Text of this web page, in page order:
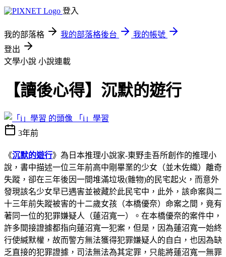
登入
我的部落格 我的部落格後台
我的帳號
登出
文學小說 小說連載
【讀後心得】沉默的遊行
「i」學習
3年前
《沉默的遊行》為日本推理小說家-東野圭吾所創作的推理小
說，書中描述一位三年前高中剛畢業的少女（並木佐織）離奇
失蹤，卻在三年後因一間堆滿垃圾(雜物)的民宅起火，而意外
發現該名少女早已遇害並被藏於此民宅中，此外，該命案與二
十三年前失蹤被害的十二歲女孩（本橋優奈）命案之間，竟有
著同一位的犯罪嫌疑人（蓮沼寬一）。在本橋優奈的案件中，
許多間接證據都指向蓮沼寬一犯案，但是，因為蓮沼寬一始終
行使緘默權，故而警方無法獲得犯罪嫌疑人的自白，也因為缺
乏直接的犯罪證據，司法無法為其定罪，只能將蓮沼寬一無罪